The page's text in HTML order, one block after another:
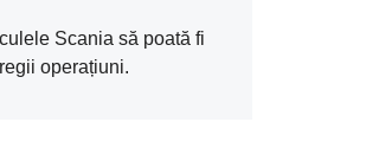
Scania să poată fi
operațiuni.